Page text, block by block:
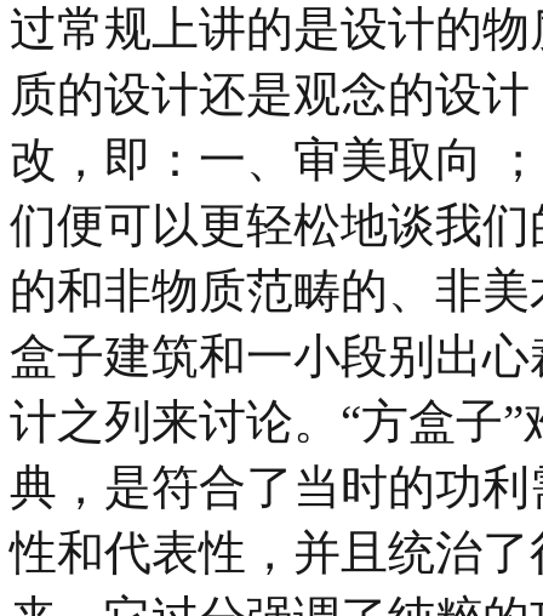
过常规上讲的是设计的
质的设计还是观念的设
改，即：一、审美取向
们便可以更轻松地谈我
的和非物质范畴的、非
盒子建筑和一小段别出
计之列来讨论。“方盒子
典，是符合了当时的功
性和代表性，并且统治